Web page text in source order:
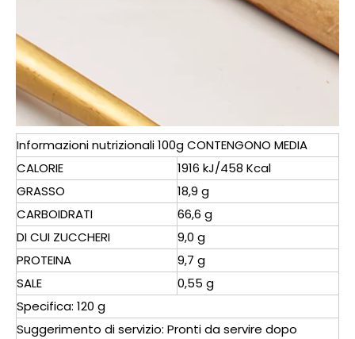
Informazioni nutrizionali 100g CONTENGONO MEDIA
CALORIE
1916 kJ/458 Kcal
GRASSO
18,9 g
CARBOIDRATI
66,6 g
DI CUI ZUCCHERI
9,0 g
PROTEINA
9,7 g
SALE
0,55 g
Specifica: 120 g
Suggerimento di servizio: Pronti da servire dopo